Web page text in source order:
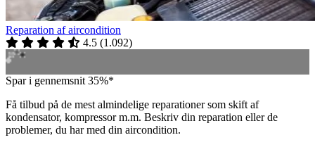
Reparation af aircondition
4.5 (1.092)
Spar i gennemsnit 35%*
Få tilbud på de mest almindelige reparationer som skift af
kondensator, kompressor m.m. Beskriv din reparation eller de
problemer, du har med din aircondition.